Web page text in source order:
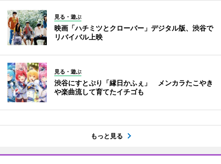
見る・遊ぶ
映画「ハチミツとクローバー」デジタル版、渋谷で
リバイバル上映
見る・遊ぶ
渋谷にすとぷり「縁日かふぇ」 メンカラたこやき
や楽曲流して育てたイチゴも
もっと見る